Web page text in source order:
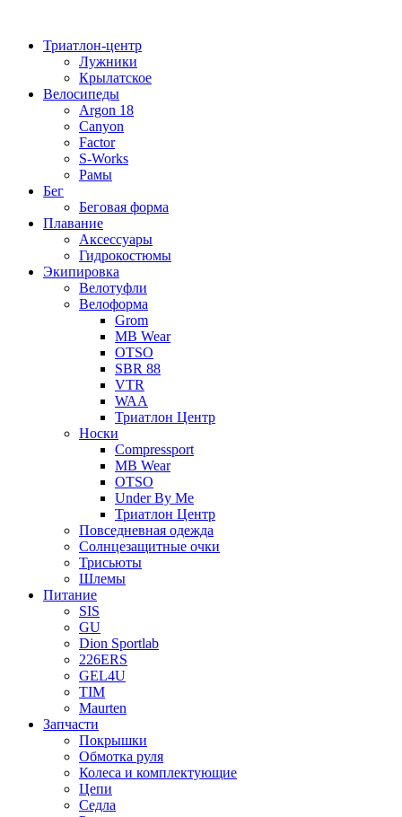
содержимому
Триатлон-центр
Лужники
Крылатское
Велосипеды
Argon 18
Canyon
Factor
S-Works
Рамы
Бег
Беговая форма
Плавание
Аксессуары
Гидрокостюмы
Экипировка
Велотуфли
Велоформа
Grom
MB Wear
OTSO
SBR 88
VTR
WAA
Триатлон Центр
Носки
Compressport
MB Wear
OTSO
Under By Me
Триатлон Центр
Повседневная одежда
Солнцезащитные очки
Трисьюты
Шлемы
Питание
SIS
GU
Dion Sportlab
226ERS
GEL4U
TIM
Maurten
Запчасти
Покрышки
Обмотка руля
Колеса и комплектующие
Цепи
Седла